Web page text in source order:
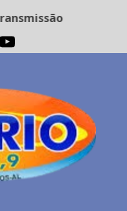
ao vivo